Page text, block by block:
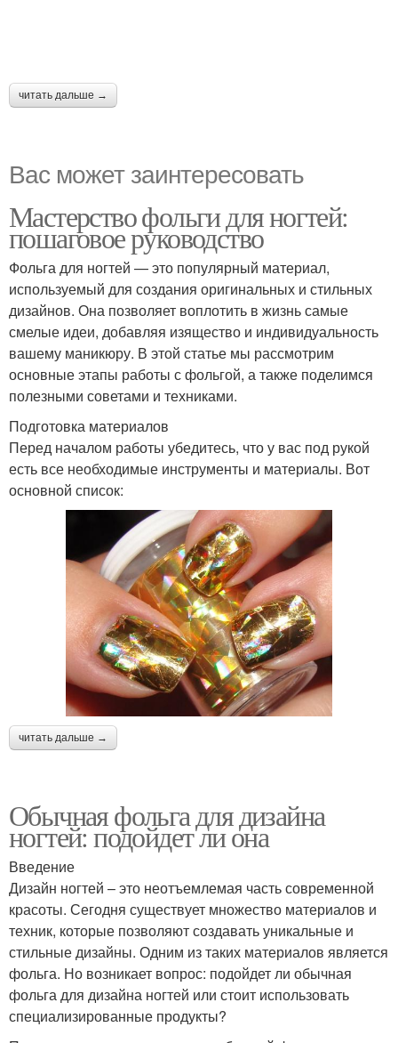
читать дальше →
Вас может заинтересовать
Мастерство фольги для ногтей:
пошаговое руководство
Фольга для ногтей — это популярный материал,
используемый для создания оригинальных и стильных
дизайнов. Она позволяет воплотить в жизнь самые
смелые идеи, добавляя изящество и индивидуальность
вашему маникюру. В этой статье мы рассмотрим
основные этапы работы с фольгой, а также поделимся
полезными советами и техниками.
Подготовка материалов
Перед началом работы убедитесь, что у вас под рукой
есть все необходимые инструменты и материалы. Вот
основной список:
читать дальше →
Обычная фольга для дизайна
ногтей: подойдет ли она
Введение
Дизайн ногтей – это неотъемлемая часть современной
красоты. Сегодня существует множество материалов и
техник, которые позволяют создавать уникальные и
стильные дизайны. Одним из таких материалов является
фольга. Но возникает вопрос: подойдет ли обычная
фольга для дизайна ногтей или стоит использовать
специализированные продукты?